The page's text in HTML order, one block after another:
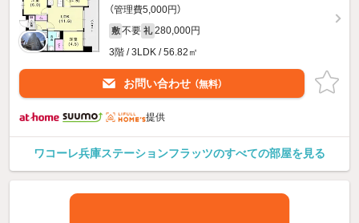
（管理費5,000円）
敷 不要 礼 280,000円
3階 / 3LDK / 56.82㎡
お問い合わせ （無料）
提供
ワコーレ兵庫ステーションフラッツのすべての部屋を見る